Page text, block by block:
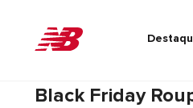
Black Friday